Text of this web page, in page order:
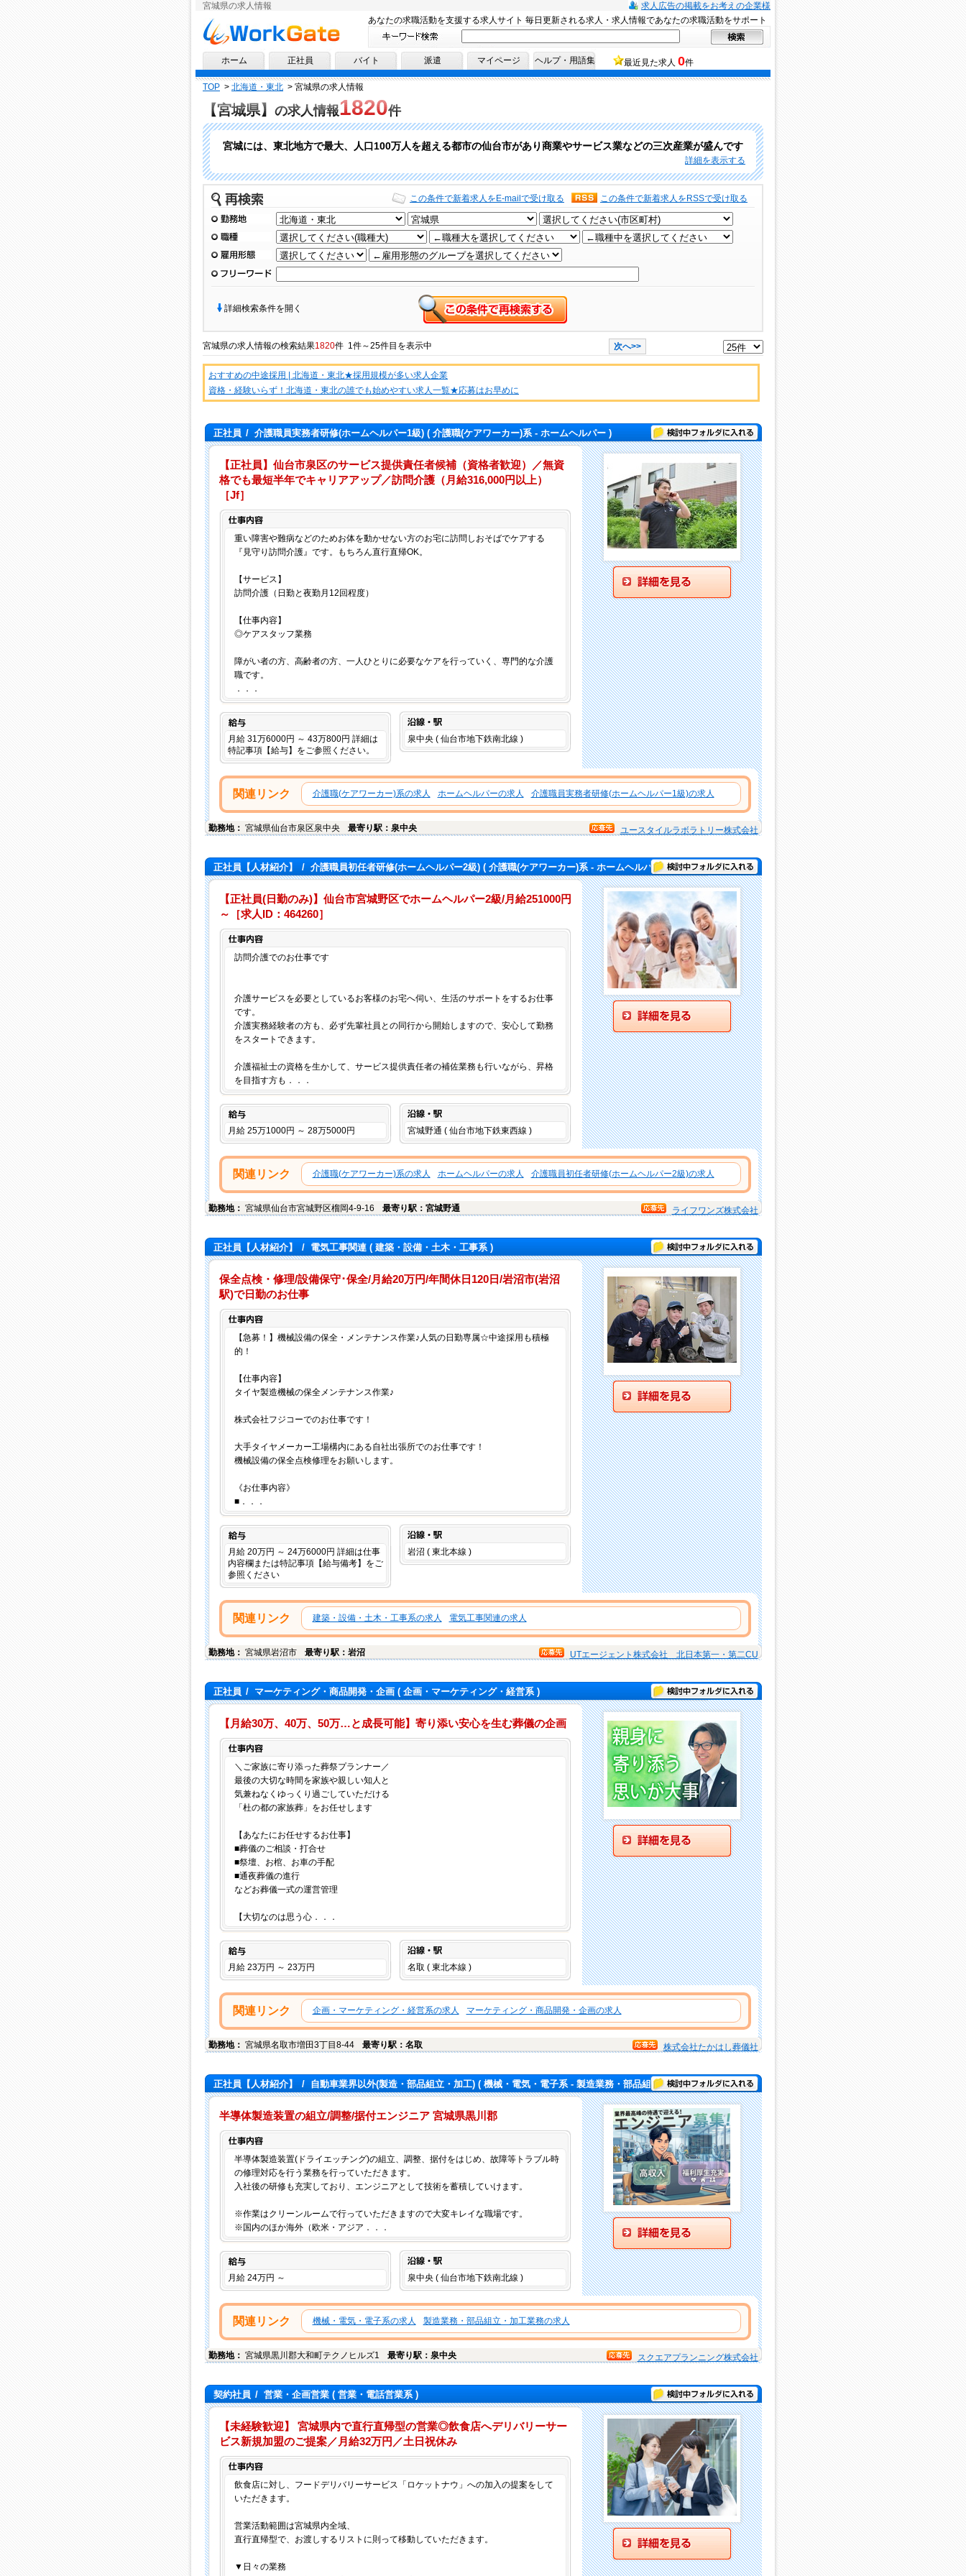
宮城県の求人情報
求人広告の掲載をお考えの企業様
求人情報ならワークゲートへ！
あなたの求職活動を支援する求人サイト 毎日更新される求人・求人情報であなたの求職活動をサポート
ホーム 正社員 バイト 派遣 マイページ ヘルプ・用語集 最近見た求人 0件
TOP > 北海道・東北 > 宮城県の求人情報
【宮城県】 の求人情報1820件
宮城には、東北地方で最大、人口100万人を超える都市の仙台市があり商業やサービス業などの三次産業が盛んです
詳細を表示する
再検索 この条件で新着求人をRSSで受け取る
この条件で新着求人をE-mailで受け取る
勤務地
職種
雇用形態
フリーワード
詳細検索条件を開く
宮城県の求人情報の検索結果1820件 1件～25件目を表示中 次へ>>
おすすめの中途採用 | 北海道・東北★採用規模が多い求人企業
資格・経験いらず！北海道・東北の誰でも始めやすい求人一覧★応募はお早めに
正社員 / 介護職員実務者研修(ホームヘルパー1級)( 介護職(ケアワーカー)系 - ホームヘルパー ) 検討中フォルダに入れる
【正社員】仙台市泉区のサービス提供責任者候補（資格者歓迎）／無資
格でも最短半年でキャリアアップ／訪問介護（月給316,000円以上）
［Jf］
重い障害や難病などのためお体を動かせない方のお宅に訪問しおそばでケアする
『見守り訪問介護』です。もちろん直行直帰OK。
【サービス】
訪問介護（日勤と夜勤月12回程度）
【仕事内容】
◎ケアスタッフ業務
障がい者の方、高齢者の方、一人ひとりに必要なケアを行っていく、専門的な介護
職です。
．．．
給与
月給 31万6000円 ～ 43万800円 詳細は
特記事項【給与】をご参照ください。
泉中央 ( 仙台市地下鉄南北線 )
関連リンク 介護職(ケアワーカー)系の求人 ホームヘルパーの求人 介護職員実務者研修(ホームヘルパー1級)の求人
勤務地： 宮城県仙台市泉区泉中央 最寄り駅：泉中央 ユースタイルラボラトリー株式会社
正社員【人材紹介】 / 介護職員初任者研修(ホームヘルパー2級)( 介護職(ケアワーカー)系 - ホームヘルパー )検討中フォルダに入れる
【正社員(日勤のみ)】仙台市宮城野区でホームヘルパー2級/月給251000円
～［求人ID：464260］
訪問介護でのお仕事です
介護サービスを必要としているお客様のお宅へ伺い、生活のサポートをするお仕事
です。
介護実務経験者の方も、必ず先輩社員との同行から開始しますので、安心して勤務
をスタートできます。
介護福祉士の資格を生かして、サービス提供責任者の補佐業務も行いながら、昇格
を目指す方も．．．
給与
月給 25万1000円 ～ 28万5000円 宮城野通 ( 仙台市地下鉄東西線 )
関連リンク 介護職(ケアワーカー)系の求人 ホームヘルパーの求人 介護職員初任者研修(ホームヘルパー2級)の求人
勤務地： 宮城県仙台市宮城野区榴岡4-9-16 最寄り駅：宮城野通 ライフワンズ株式会社
正社員【人材紹介】 / 電気工事関連( 建築・設備・土木・工事系 ) 検討中フォルダに入れる
保全点検・修理/設備保守･保全/月給20万円/年間休日120日/岩沼市(岩沼
駅)で日勤のお仕事
【急募！】機械設備の保全・メンテナンス作業♪人気の日勤専属☆中途採用も積極
的！
【仕事内容】
タイヤ製造機械の保全メンテナンス作業♪
株式会社フジコーでのお仕事です！
大手タイヤメーカー工場構内にある自社出張所でのお仕事です！
機械設備の保全点検修理をお願いします。
《お仕事内容》
■．．．
給与
月給 20万円 ～ 24万6000円 詳細は仕事
内容欄または特記事項【給与備考】をご
参照ください
岩沼 ( 東北本線 )
関連リンク 建築・設備・土木・工事系の求人 電気工事関連の求人
勤務地： 宮城県岩沼市 最寄り駅：岩沼 UTエージェント株式会社 北日本第一・第二CU
正社員 / マーケティング・商品開発・企画( 企画・マーケティング・経営系 ) 検討中フォルダに入れる
【月給30万、40万、50万…と成長可能】寄り添い安心を生む葬儀の企画
＼ご家族に寄り添った葬祭プランナー／
最後の大切な時間を家族や親しい知人と
気兼ねなくゆっくり過ごしていただける
「杜の都の家族葬」をお任せします
【あなたにお任せするお仕事】
■葬儀のご相談・打合せ
■祭壇、お棺、お車の手配
■通夜葬儀の進行
などお葬儀一式の運営管理
【大切なのは思う心．．．
給与
月給 23万円 ～ 23万円 名取 ( 東北本線 )
関連リンク 企画・マーケティング・経営系の求人 マーケティング・商品開発・企画の求人
勤務地： 宮城県名取市増田3丁目8-44 最寄り駅：名取 株式会社たかはし葬儀社
正社員【人材紹介】 / 自動車業界以外(製造・部品組立・加工)( 機械・電気・電子系 - 製造業務・部品組立・加工業務 )
検討中フォルダに入れる
半導体製造装置の組立/調整/据付エンジニア 宮城県黒川郡
半導体製造装置(ドライエッチング)の組立、調整、据付をはじめ、故障等トラブル時
の修理対応を行う業務を行っていただきます。
入社後の研修も充実しており、エンジニアとして技術を蓄積していけます。
※作業はクリーンルームで行っていただきますので大変キレイな職場です。
※国内のほか海外（欧米・アジア．．．
給与
月給 24万円 ～ 泉中央 ( 仙台市地下鉄南北線 )
関連リンク 機械・電気・電子系の求人 製造業務・部品組立・加工業務の求人
勤務地： 宮城県黒川郡大和町テクノヒルズ1 最寄り駅：泉中央 スクエアプランニング株式会社
契約社員 / 営業・企画営業( 営業・電話営業系 ) 検討中フォルダに入れる
【未経験歓迎】 宮城県内で直行直帰型の営業◎飲食店へデリバリーサー
ビス新規加盟のご提案／月給32万円／土日祝休み
飲食店に対し、フードデリバリーサービス「ロケットナウ」への加入の提案をして
いただきます。
営業活動範囲は宮城県内全域、
直行直帰型で、お渡しするリストに則って移動していただきます。
▼日々の業務